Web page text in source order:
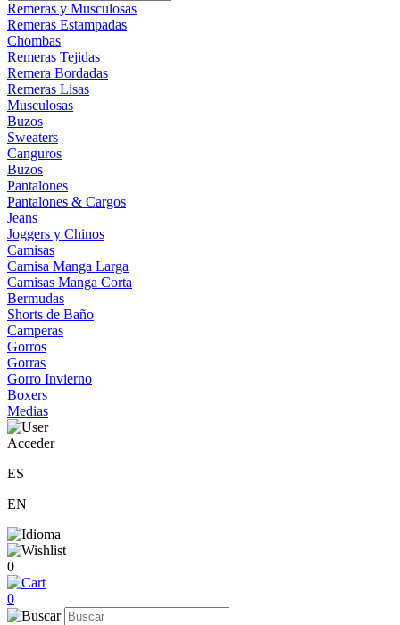
Remeras y Musculosas
Remeras Estampadas
Chombas
Remeras Tejidas
Remera Bordadas
Remeras Lisas
Musculosas
Buzos
Sweaters
Canguros
Buzos
Pantalones
Pantalones & Cargos
Jeans
Joggers y Chinos
Camisas
Camisa Manga Larga
Camisas Manga Corta
Bermudas
Shorts de Baño
Camperas
Gorros
Gorras
Gorro Invierno
Boxers
Medias
Acceder
ES
EN
0
0